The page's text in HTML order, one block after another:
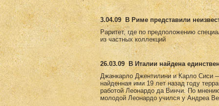
3.04.09 В Риме представили
Раритет, где по предположению
из частных коллекций
26.03.09
В Италии найдена
Джанкарло Джентилини и Карло Сиси
найденная ими 19 лет назад году
работой Леонардо да Винчи. По
молодой Леонардо учился у Андреа